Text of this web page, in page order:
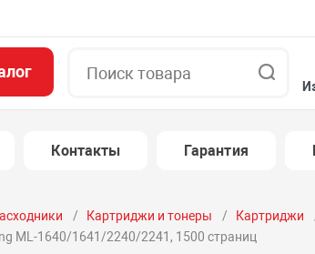
Контакты Гарантия
Картриджи и тонеры Картриджи
ML-1640/1641/2240/2241, 1500 страниц